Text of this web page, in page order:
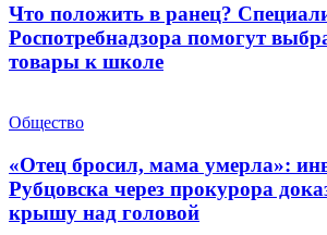
Что положить в ранец?
Роспотребнадзора помогут
товары к школе
Общество
«Отец бросил, мама умерла»:
Рубцовска через прокурора
крышу над головой